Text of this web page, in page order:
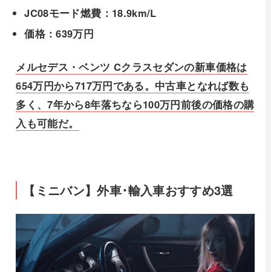
JC08モード燃費：18.9km/L
価格：639万円
メルセデス・ベンツ Cクラスセダンの新車価格は
654万円から717万円である。中古車となれば数も
多く、7年から8年落ちなら100万円前後の価格の購
入も可能だ。
【ミニバン】外車･輸入車おすすめ3選